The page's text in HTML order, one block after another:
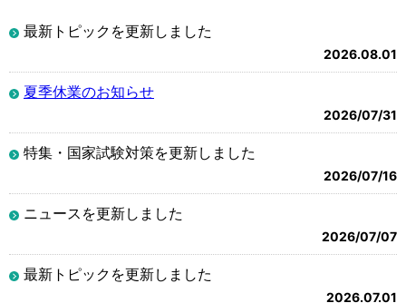
最新トピックを更新しました
2026.08.01
夏季休業のお知らせ
2026/07/31
特集・国家試験対策を更新しました
2026/07/16
ニュースを更新しました
2026/07/07
最新トピックを更新しました
2026.07.01